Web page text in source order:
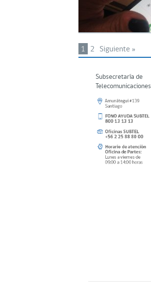
1 2 Siguiente »
Subsecretaría de
Telecomunicaciones